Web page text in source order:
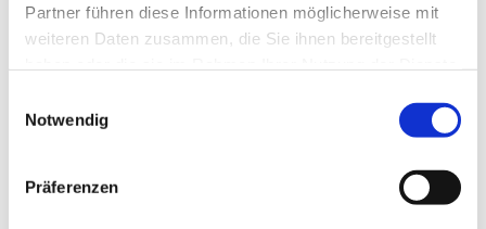
Partner führen diese Informationen möglicherweise mit
weiteren Daten zusammen, die Sie ihnen bereitgestellt
Notwendig
Präferenzen
Dies könnte Sie auch